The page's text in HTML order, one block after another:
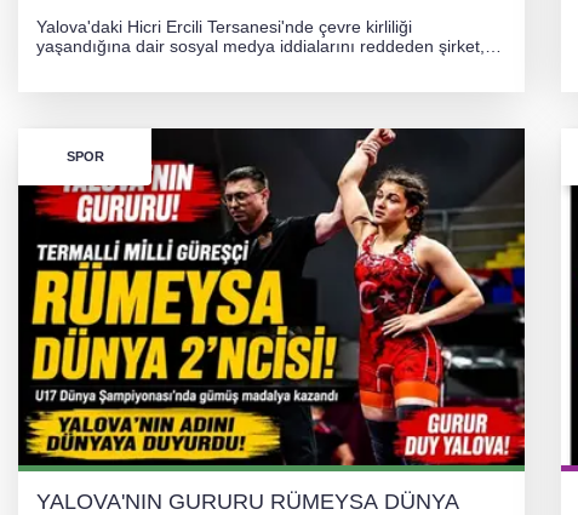
Yalova'daki Hicri Ercili Tersanesi'nde çevre kirliliği
yaşandığına dair sosyal medya iddialarını reddeden şirket,
SPOR
YALOVA'NIN GURURU RÜMEYSA DÜNYA